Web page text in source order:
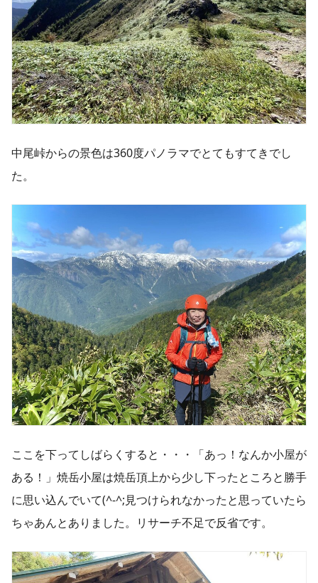
中尾峠からの景色は360度パノラマでとてもすてきでし
た。
ここを下ってしばらくすると・・・「あっ！なんか小屋が
ある！」焼岳小屋は焼岳頂上から少し下ったところと勝手
に思い込んでいて(^-^;見つけられなかったと思っていたら
ちゃあんとありました。リサーチ不足で反省です。